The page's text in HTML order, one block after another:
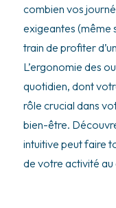
combien vos
exigeantes (même
train de profiter
L’ergonomie des
quotidien, dont
rôle crucial dans
bien-être.
intuitive peut faire
de votre activité au